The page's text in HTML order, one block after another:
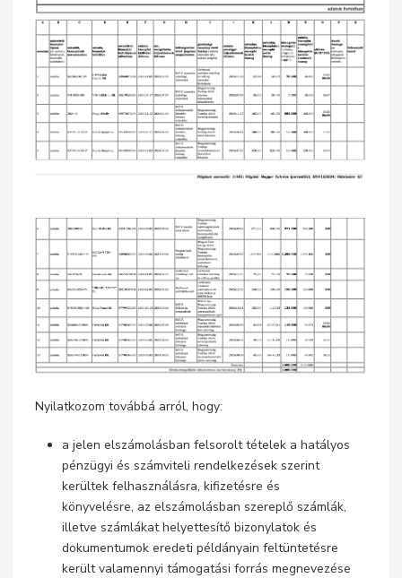
Nyilatkozom továbbá arról, hogy:
a jelen elszámolásban felsorolt tételek a hatályos
pénzügyi és számviteli rendelkezések szerint
kerültek felhasználásra, kifizetésre és
könyvelésre, az elszámolásban szereplő számlák,
illetve számlákat helyettesítő bizonylatok és
dokumentumok eredeti példányain feltüntetésre
került valamennyi támogatási forrás megnevezése